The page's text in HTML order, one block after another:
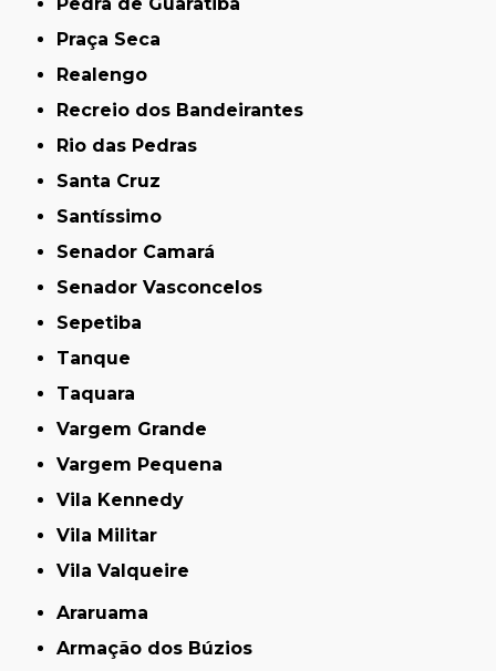
Praça Seca
Realengo
Recreio dos Bandeirantes
Rio das Pedras
Santa Cruz
Santíssimo
Senador Camará
Senador Vasconcelos
Sepetiba
Tanque
Taquara
Vargem Grande
Vargem Pequena
Vila Kennedy
Vila Militar
Vila Valqueire
Araruama
Armação dos Búzios